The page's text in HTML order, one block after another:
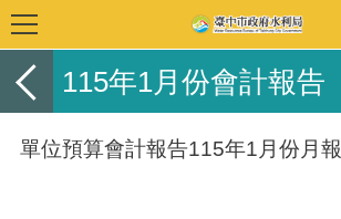
115年1月份會計報告
單位預算會計報告115年1月份月報